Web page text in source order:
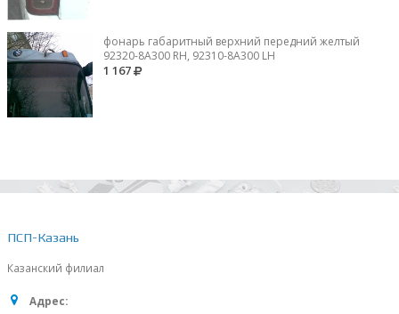
фонарь габаритный верхний передний желтый
92320-8A300 RH, 92310-8А300 LH
1 167
ПСП-Казань
Казанский филиал
Адрес: